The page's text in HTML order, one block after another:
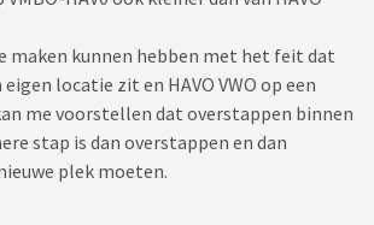
maken kunnen hebben met het feit dat
eigen locatie zit en HAVO VWO op een
me voorstellen dat overstappen binnen
stap is dan overstappen en dan
plek moeten.